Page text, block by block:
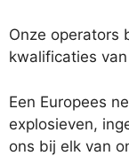
Onze operators
kwalificaties
Een Europees
explosieven,
ons bij elk van